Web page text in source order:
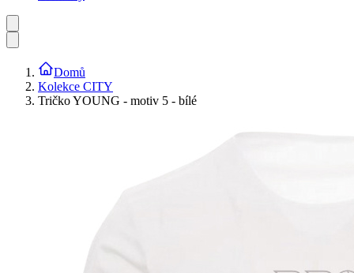
Domů
Kolekce CITY
Tričko YOUNG - motiv 5 - bílé